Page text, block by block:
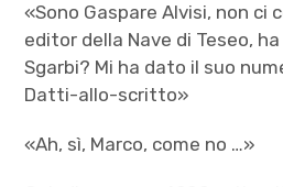
«Sono Gaspare Alvisi, non ci
editor della Nave di Teseo,
Sgarbi? Mi ha dato il suo
Datti-allo-scritto»
«Ah, sì, Marco, come no …»